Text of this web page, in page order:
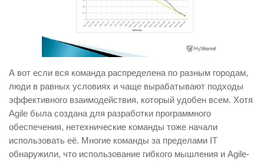
А вот если вся команда распределена по разным городам,
люди в равных условиях и чаще вырабатывают подходы
эффективного взаимодействия, который удобен всем. Хотя
Agile была создана для разработки программного
обеспечения, нетехнические команды тоже начали
использовать её. Многие команды за пределами IT
обнаружили, что использование гибкого мышления и Agile-